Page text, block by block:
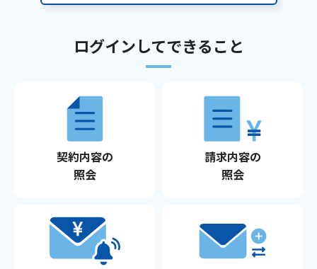
Webメール
おトクなプラン
ログインしてできること
契約内容の
照会
請求内容の
照会